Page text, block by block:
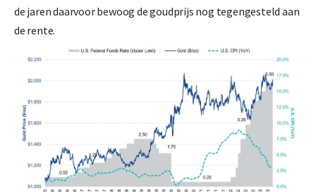
de jaren daarvoor bewoog de goudprijs nog tegengesteld aan
de rente.